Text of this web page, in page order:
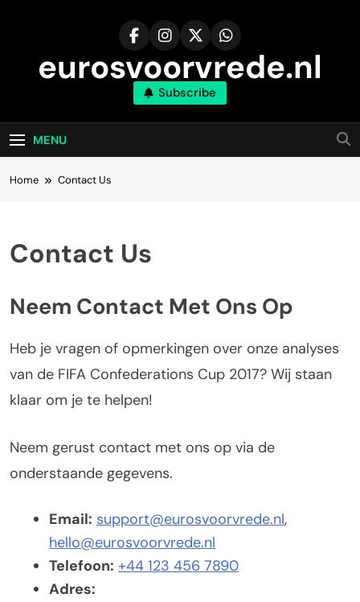
eurosvoorvrede.nl
Subscribe
MENU
Home Contact Us
Contact Us
Neem Contact Met Ons Op
Heb je vragen of opmerkingen over onze analyses
van de FIFA Confederations Cup 2017? Wij staan
klaar om je te helpen!
Neem gerust contact met ons op via de
onderstaande gegevens.
Email: support@eurosvoorvrede.nl,
hello@eurosvoorvrede.nl
Telefoon: +44 123 456 7890
Adres: